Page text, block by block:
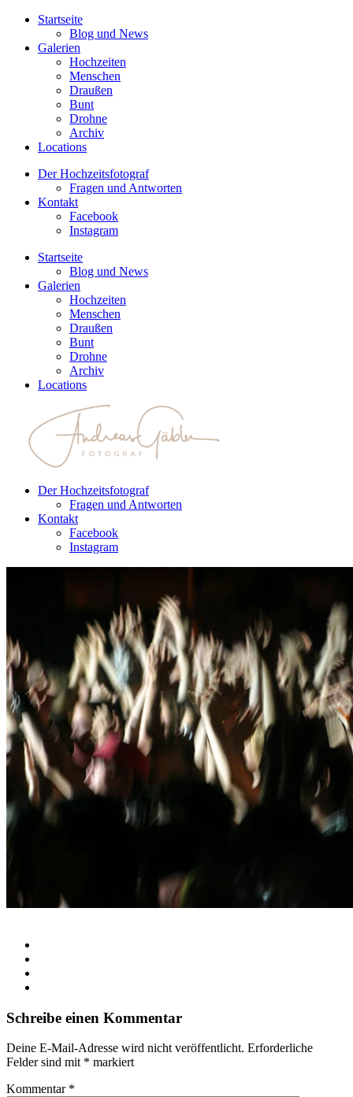
Startseite
Blog und News
Galerien
Hochzeiten
Menschen
Draußen
Bunt
Drohne
Archiv
Locations
Der Hochzeitsfotograf
Fragen und Antworten
Kontakt
Facebook
Instagram
Startseite
Blog und News
Galerien
Hochzeiten
Menschen
Draußen
Bunt
Drohne
Archiv
Locations
Der Hochzeitsfotograf
Fragen und Antworten
Kontakt
Facebook
Instagram
Schreibe einen Kommentar
Deine E-Mail-Adresse wird nicht veröffentlicht. Erforderliche
Felder sind mit * markiert
Kommentar *